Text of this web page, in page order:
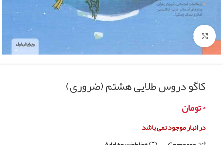
Click to enlarge
کاگو دروس طلایی هشتم (ضروری)
۰تومان
در انبار موجود نمی باشد